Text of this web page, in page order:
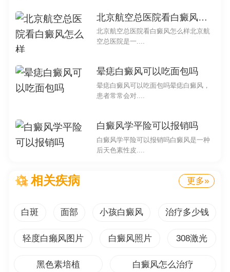
2. 白班与其他皮肤病的关系
白班可能与其他皮肤病有关，如白癜风等。不能简单
地将白班等同于血毒，对于不明原因的白班应寻求专业医
生的帮助进行诊断。
3. 预防和保护皮肤
生。使用温和的洗浴用品，避免过度清洁和揉搓皮肤，保
持良好的生活习惯，可有助于皮肤的健康。
如果出现异常情况，如身体腿上后背起白班，应及时
就医咨询专业医生，接受诊断和治疗。及早发现问题，并
进行正确的治疗，有助于避免病情恶化。
北京航空总医院看白癜风怎么样
北京航空总医院看白癜风怎么样北京航
空总医院是一....
晕痣白癜风可以吃面包吗
晕痣白癜风可以吃面包吗晕痣白癜风，
患者常常会对....
白癜风学平险可以报销吗
白癜风学平险可以报销吗白癜风是一种
后天色素性皮....
相关疾病 更多»
白斑 面部 小孩白癜风 治疗多少钱
轻度白癞风图片 白癜风照片 308激光
黑色素培植 白癜风怎么治疗